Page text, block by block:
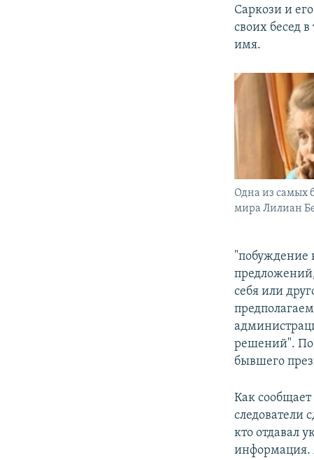
Саркози и
своих бесед
имя.
Одна из самых
мира Лилиан
"побуждение
себя или
решений". По
бывшего
Как сообщает
следователи
кто отдавал
информация.